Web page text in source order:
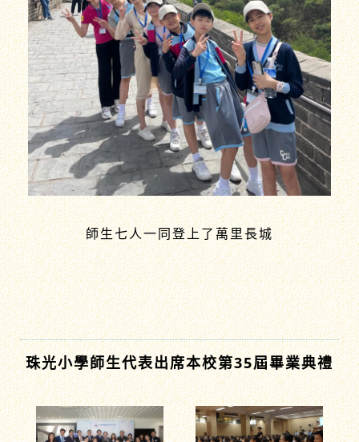
師生七人一同登上了萬里長城
珠光小學師生代表出席本校第35屆畢業典禮